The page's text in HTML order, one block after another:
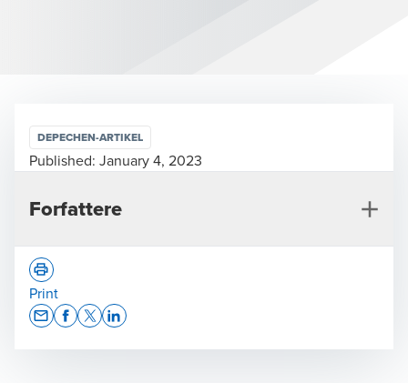
DEPECHEN-ARTIKEL
Published: January 4, 2023
Forfattere
Print